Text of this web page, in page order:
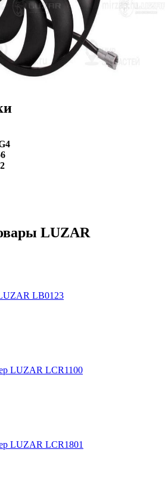
LUZAR
LB0123
LUZAR LCR1100
LUZAR LCR1801